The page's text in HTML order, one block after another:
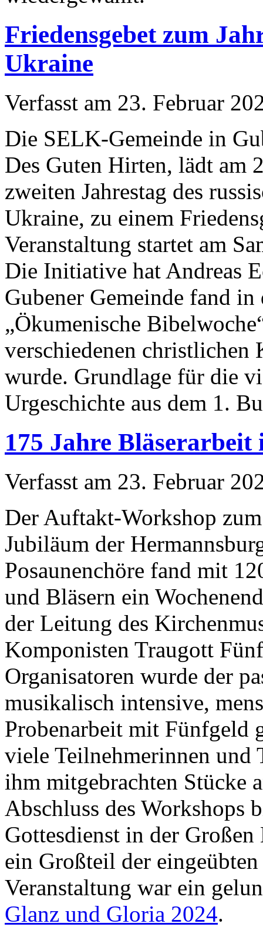
Friedensgebet zum
Ukraine
Verfasst am 23. Februar
Die SELK-Gemeinde in
Des Guten Hirten, lädt am
zweiten Jahrestag des
Ukraine, zu einem
Veranstaltung startet am
Die Initiative hat Andreas
Gubener Gemeinde fand
„Ökumenische
verschiedenen christlichen
wurde. Grundlage für die
Urgeschichte aus dem 1.
175 Jahre
Verfasst am 23. Februar
Der Auftakt-Workshop
Jubiläum der
Posaunenchöre fand mit
und Bläsern ein
der Leitung des
Komponisten Traugott
Organisatoren wurde der
musikalisch intensive,
Probenarbeit mit Fünfgeld
viele Teilnehmerinnen und
ihm mitgebrachten Stücke
Abschluss des Workshops
Gottesdienst in der
ein Großteil der
Veranstaltung war ein
Glanz und Gloria 2024.